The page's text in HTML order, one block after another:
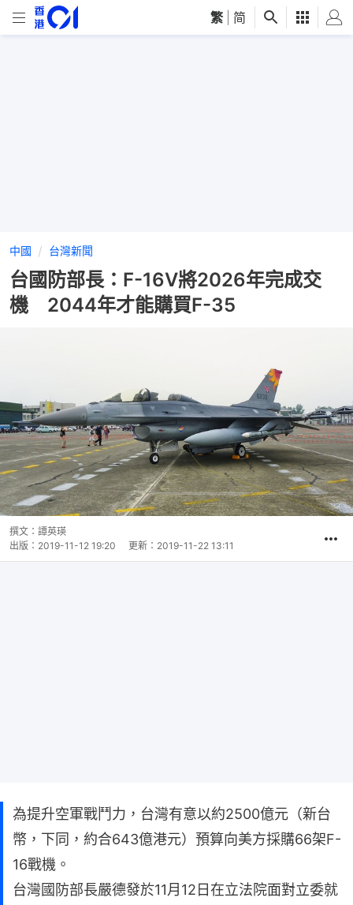
繁 简
中國 台灣新聞
台國防部長：F-16V將2026年完成交
機 2044年才能購買F-35
撰文： 譚英瑛
出版： 2019-11-12 19:20 更新： 2019-11-22 13:11
為提升空軍戰鬥力，台灣有意以約2500億元（新台
幣，下同，約合643億港元）預算向美方採購66架F-
16戰機。
台灣國防部長嚴德發於11月12日在立法院面對立委就